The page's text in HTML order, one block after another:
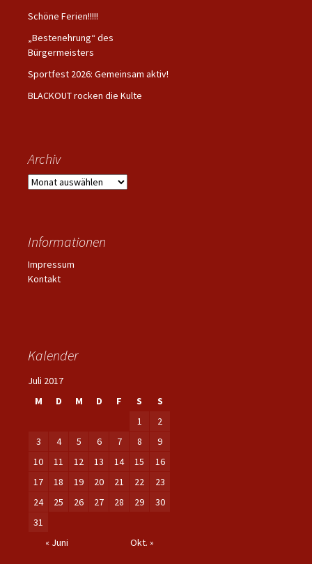
Schöne Ferien!!!!!
„Bestenehrung“ des
Bürgermeisters
Sportfest 2026: Gemeinsam aktiv!
BLACKOUT rocken die Kulte
Archiv
Archiv
Informationen
Impressum
Kontakt
Kalender
Juli 2017
M
D M D F S
S
1
2
3
4 5 6 7 8
9
10
11 12 13 14 15
16
17
18 19 20 21 22
23
24
25 26 27 28 29
30
31
« Juni
Okt. »